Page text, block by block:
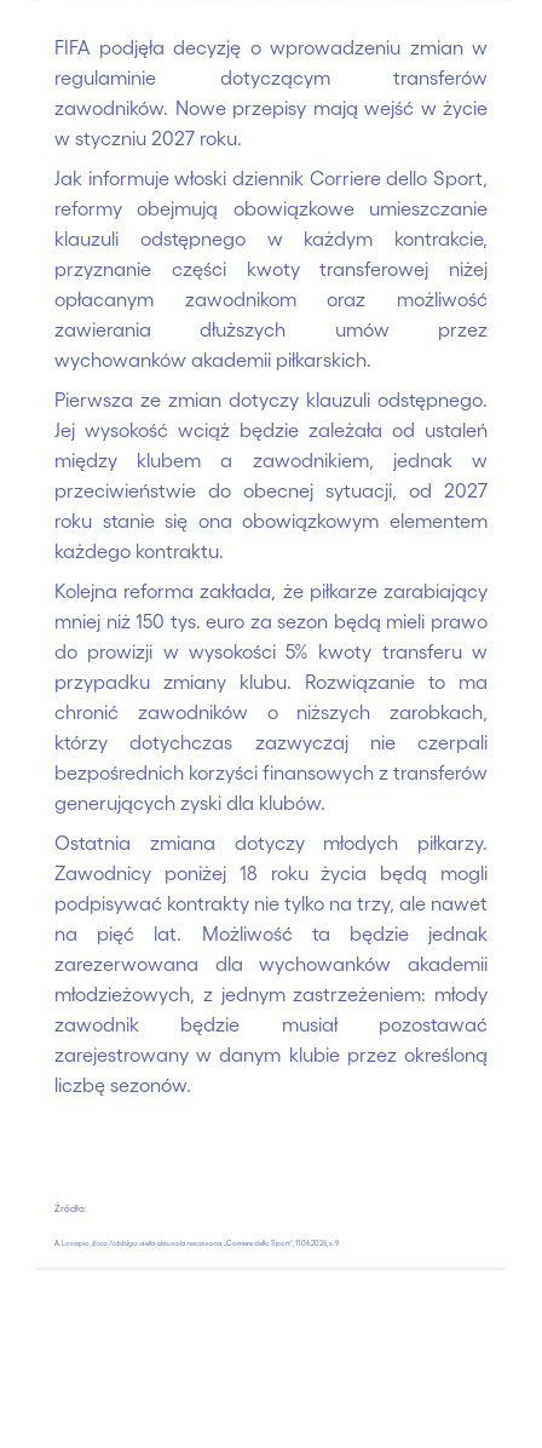
FIFA podjęła decyzję o wprowadzeniu zmian w
regulaminie dotyczącym transferów
zawodników. Nowe przepisy mają wejść w życie
w styczniu 2027 roku.
Jak informuje włoski dziennik Corriere dello Sport,
reformy obejmują obowiązkowe umieszczanie
klauzuli odstępnego w każdym kontrakcie,
przyznanie części kwoty transferowej niżej
opłacanym zawodnikom oraz możliwość
zawierania dłuższych umów przez
wychowanków akademii piłkarskich.
Pierwsza ze zmian dotyczy klauzuli odstępnego.
Jej wysokość wciąż będzie zależała od ustaleń
między klubem a zawodnikiem, jednak w
przeciwieństwie do obecnej sytuacji, od 2027
roku stanie się ona obowiązkowym elementem
każdego kontraktu.
Kolejna reforma zakłada, że piłkarze zarabiający
mniej niż 150 tys. euro za sezon będą mieli prawo
do prowizji w wysokości 5% kwoty transferu w
przypadku zmiany klubu. Rozwiązanie to ma
chronić zawodników o niższych zarobkach,
którzy dotychczas zazwyczaj nie czerpali
bezpośrednich korzyści finansowych z transferów
generujących zyski dla klubów.
Ostatnia zmiana dotyczy młodych piłkarzy.
Zawodnicy poniżej 18 roku życia będą mogli
podpisywać kontrakty nie tylko na trzy, ale nawet
na pięć lat. Możliwość ta będzie jednak
zarezerwowana dla wychowanków akademii
młodzieżowych, z jednym zastrzeżeniem: młody
zawodnik będzie musiał pozostawać
zarejestrowany w danym klubie przez określoną
liczbę sezonów.
Źródło:
A. Losapio, Ecco l’obbligo della clausola rescissoria , „Corriere dello Sport”, 11.06.2026, s. 9.